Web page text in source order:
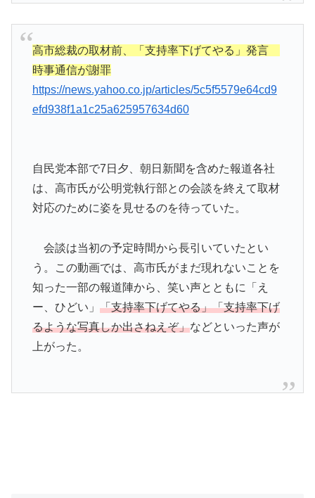
高市総裁の取材前、「支持率下げてやる」発言
時事通信が謝罪
https://news.yahoo.co.jp/articles/5c5f5579e64cd9
efd938f1a1c25a625957634d60
自民党本部で7日夕、朝日新聞を含めた報道各社
は、高市氏が公明党執行部との会談を終えて取材
対応のために姿を見せるのを待っていた。
会談は当初の予定時間から長引いていたとい
う。この動画では、高市氏がまだ現れないことを
知った一部の報道陣から、笑い声とともに「え
ー、ひどい」 「支持率下げてやる」「支持率下げ
るような写真しか出さねえぞ」などといった声が
上がった。